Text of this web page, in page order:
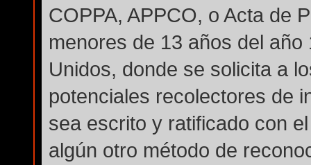
COPPA, APPCO, o Acta de
menores de 13 años del
Unidos, donde se solicita a
potenciales recolectores de
sea escrito y ratificado con
algún otro método de